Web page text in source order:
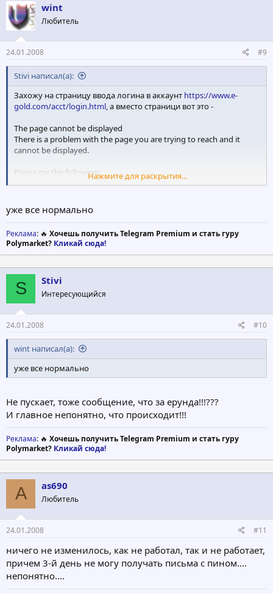
wint
Любитель
24.01.2008 #9
Stivi написал(а):
Захожу на страницу ввода логина в аккаунт https://www.e-
gold.com/acct/login.html, а вместо страници вот это -
The page cannot be displayed
There is a problem with the page you are trying to reach and it
cannot be displayed.
Please try the following:
* Click the Refresh button, or try again later.
HTTP Error 500-13 - Server too busy
Internet Information Services
Technical Information (for support personnel)
* Background:
The request cannot be processed at this time. The amount of traffic
exceeds the Web site's configured capacity.
* More information:
Microsoft Support
И так уже более 4 часов!!!
Домашняя страница приходит нормально!
Нажмите для раскрытия...
уже все нормально
Реклама: 🔥 Хочешь получить Telegram Premium и стать гуру
Polymarket? Кликай сюда!
S Stivi
Интересующийся
24.01.2008 #10
wint написал(а):
уже все нормально
Не пускает, тоже сообщение, что за ерунда!!!???
И главное непонятно, что происходит!!!
Реклама: 🔥 Хочешь получить Telegram Premium и стать гуру
Polymarket? Кликай сюда!
A as690
Любитель
24.01.2008 #11
ничего не изменилось, как не работал, так и не работает,
причем 3-й день не могу получать письма с пином....
непонятно....